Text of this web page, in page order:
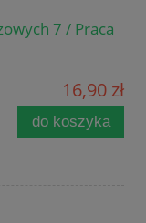
7 / Praca
16,90 zł
do koszyka